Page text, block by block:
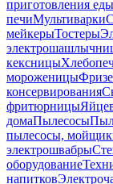
приготовления еды
печиМультиварки
мейкерыТостеры
кексницы
мороженицы
консервирования
фритюрницы
домаПылесосы
пылесосы,
электрошвабры
оборудование
напитков